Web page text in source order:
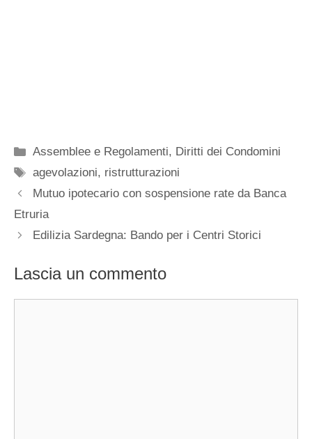
Categorie
Assemblee e Regolamenti, Diritti dei Condomini
Tag
agevolazioni, ristrutturazioni
Mutuo ipotecario con sospensione rate da Banca
Etruria
Edilizia Sardegna: Bando per i Centri Storici
Lascia un commento